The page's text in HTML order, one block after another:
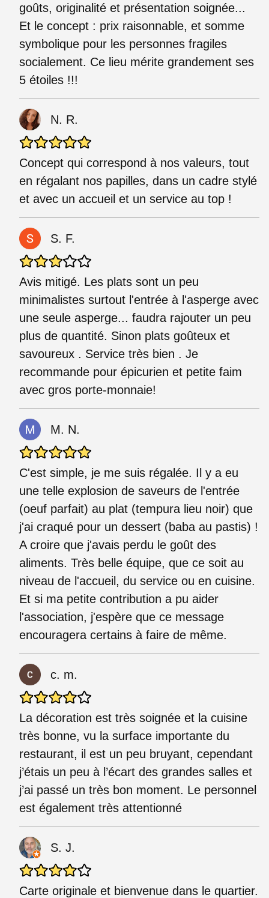
goûts, originalité et présentation soignée...
Et le concept : prix raisonnable, et somme
symbolique pour les personnes fragiles
socialement. Ce lieu mérite grandement ses
5 étoiles !!!
N. R.
Concept qui correspond à nos valeurs, tout
en régalant nos papilles, dans un cadre stylé
et avec un accueil et un service au top !
S. F.
Avis mitigé. Les plats sont un peu
minimalistes surtout l'entrée à l'asperge avec
une seule asperge... faudra rajouter un peu
plus de quantité. Sinon plats goûteux et
savoureux . Service très bien . Je
recommande pour épicurien et petite faim
avec gros porte-monnaie!
M. N.
C'est simple, je me suis régalée. Il y a eu
une telle explosion de saveurs de l'entrée
(oeuf parfait) au plat (tempura lieu noir) que
j'ai craqué pour un dessert (baba au pastis) !
A croire que j'avais perdu le goût des
aliments. Très belle équipe, que ce soit au
niveau de l'accueil, du service ou en cuisine.
Et si ma petite contribution a pu aider
l'association, j'espère que ce message
encouragera certains à faire de même.
c. m.
La décoration est très soignée et la cuisine
très bonne, vu la surface importante du
restaurant, il est un peu bruyant, cependant
j’étais un peu à l’écart des grandes salles et
j’ai passé un très bon moment. Le personnel
est également très attentionné
S. J.
Carte originale et bienvenue dans le quartier.